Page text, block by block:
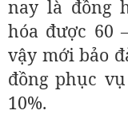
nay là đồng
hóa được 60
vậy mới bảo
đồng phục
10%.